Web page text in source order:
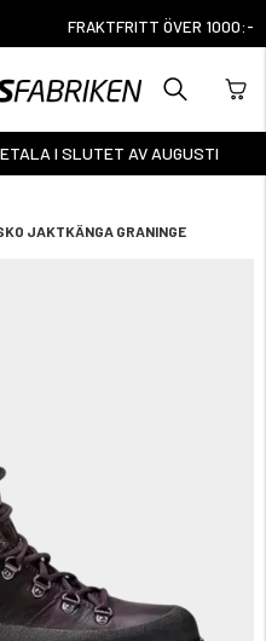
FRAKTFRITT ÖVER 1000:-
I SLUTET AV AUGUSTI
JAKTKÄNGA GRANINGE